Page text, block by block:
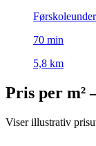
70 min
5,8 km
Pris per
Viser illustrativ